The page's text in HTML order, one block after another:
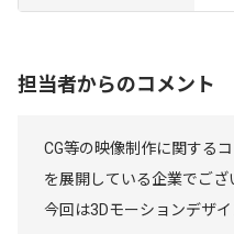
担当者からのコメント
CG等の映像制作に関する
を展開している企業でござ
今回は3Dモーションデザ